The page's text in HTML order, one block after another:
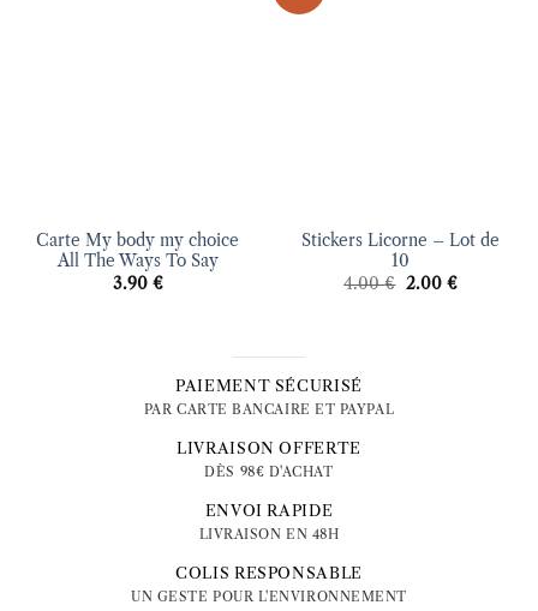
Carte My body my choice
All The Ways To Say
3.90 €
Stickers Licorne – Lot de
10
4.00€ Le
2.00 €Le
PAIEMENT SÉCURISÉ
PAR CARTE BANCAIRE ET PAYPAL
LIVRAISON OFFERTE
DÈS 98€ D'ACHAT
ENVOI RAPIDE
LIVRAISON EN 48H
COLIS RESPONSABLE
UN GESTE POUR L'ENVIRONNEMENT